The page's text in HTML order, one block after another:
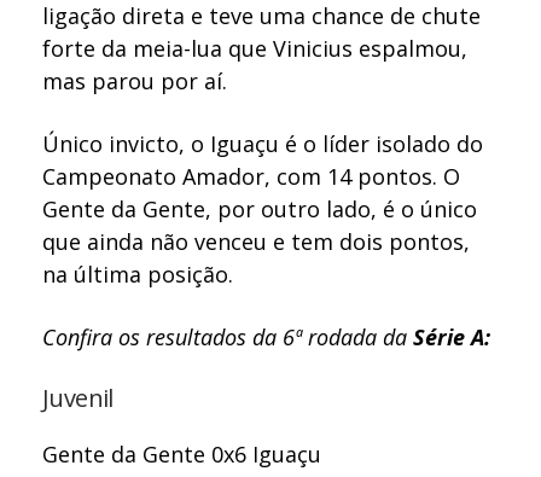
ligação direta e teve uma chance de chute
forte da meia-lua que Vinicius espalmou,
mas parou por aí.
Único invicto, o Iguaçu é o líder isolado do
Campeonato Amador, com 14 pontos. O
Gente da Gente, por outro lado, é o único
que ainda não venceu e tem dois pontos,
na última posição.
Confira os resultados da 6ª rodada daSérie A:
Juvenil
Gente da Gente 0x6 Iguaçu